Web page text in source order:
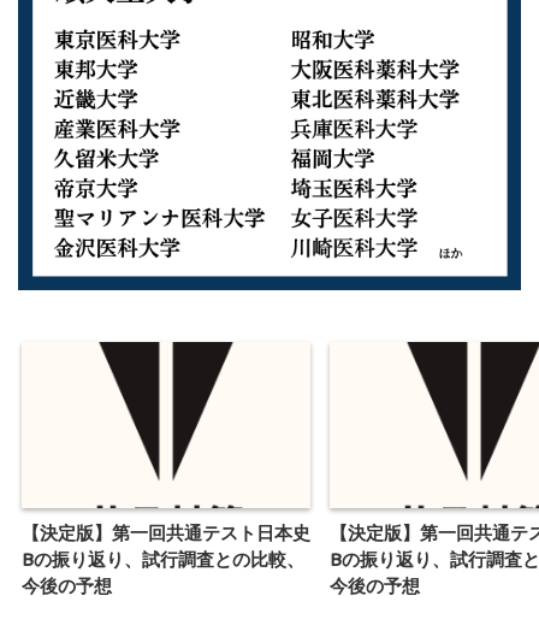
【決定版】第一回共通テスト日本史
Bの振り返り、試行調査との比較、
今後の予想
【決定版】第一回共通テ
Bの振り返り、試行調査
今後の予想